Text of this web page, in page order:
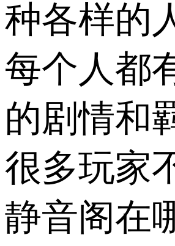
种各样的
每个人都
的剧情和
很多玩家
静音阁在